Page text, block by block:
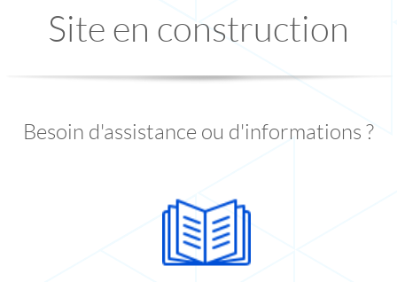
Site en construction
Besoin d'assistance ou d'informations ?